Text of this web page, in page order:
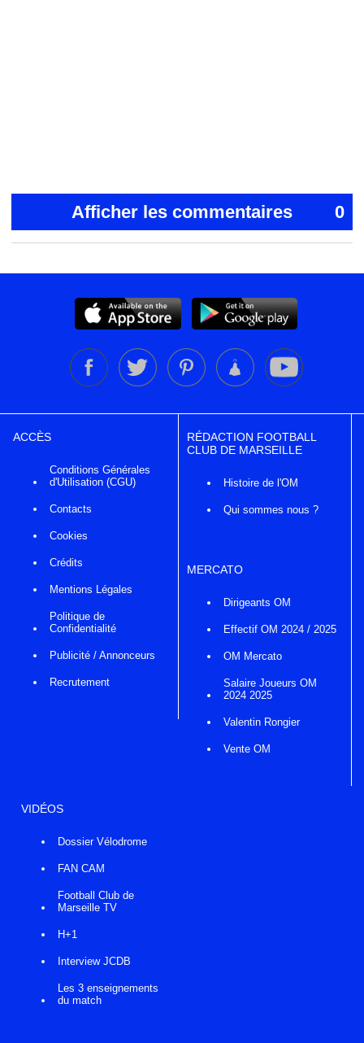
Afficher les commentaires 0
ACCÈS
Conditions Générales
d'Utilisation (CGU)
Contacts
Cookies
Crédits
Mentions Légales
Politique de
Confidentialité
Publicité / Annonceurs
Recrutement
RÉDACTION FOOTBALL
CLUB DE MARSEILLE
Histoire de l'OM
Qui sommes nous ?
MERCATO
Dirigeants OM
Effectif OM 2024 / 2025
OM Mercato
Salaire Joueurs OM
2024 2025
Valentin Rongier
Vente OM
VIDÉOS
Dossier Vélodrome
FAN CAM
Football Club de
Marseille TV
H+1
Interview JCDB
Les 3 enseignements
du match